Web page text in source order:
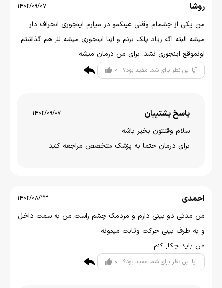
روشا 1402/09/07
من یکی از چشمام وقتی عینکمو در میارم اینجوری انحراف دار
میشه البته اگه زیاد پلک بزنم و اینا اینجوری میشه لنز هم گذاشتم
اونموقع اینجوری نشد. برای من درمان میشه
آیا این نظر برای شما مفید بود؟ 0
پاسخ پشتیبان 1402/09/07
سلام وقتتون بخير باشه
برای درمان حتما به پزشک متخصص مراجعه کنید
احمدی 1402/08/23
من مدتی دو بینی دارم و مردمک چشم راست من به سمت داخل
و به طرف بینی حرکت وثابت میمونه
من باید چکار کنم
آیا این نظر برای شما مفید بود؟ 0